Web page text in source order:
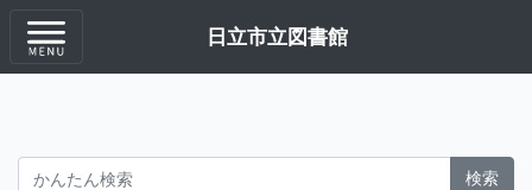
日立市立図書館
検索